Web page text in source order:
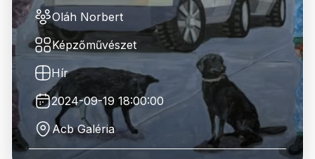
Oláh Norbert
Képzőművészet
Hír
2024-09-19 18:00:00
Acb Galéria